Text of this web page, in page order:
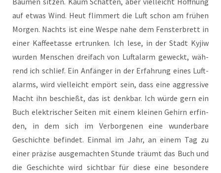
auf etwas Wind. Heut flim­mert die Luft schon am frü­hen
Mor­gen. Nachts ist eine Wes­pe nahe dem Fens­ter­brett in
einer Kaf­fee­tas­se ertrun­ken. Ich lese, in der Stadt Kyjiw
wur­den Men­schen drei­fach von Luft­alarm geweckt, wäh­
rend ich schlief. Ein Anfän­ger in der Erfah­rung eines Luft­
alarms, wird viel­leicht empört sein, dass eine aggres­si­ve
Macht ihn beschießt, das ist denk­bar. Ich wür­de gern ein
Buch elek­tri­scher Sei­ten mit einem klei­nen Gehirn erfin­
den, in dem sich im Ver­bor­ge­nen eine wun­der­ba­re
Geschich­te befin­det. Ein­mal im Jahr, an einem Tag zu
einer prä­zi­se aus­ge­mach­ten Stun­de träumt das Buch und
die Geschich­te wird sicht­bar für die­se eine beson­de­re